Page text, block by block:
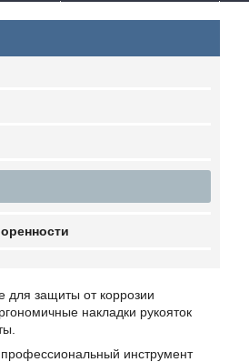
для защиты от коррозии
накладки рукояток
инструмент